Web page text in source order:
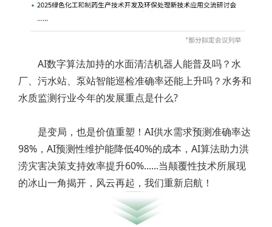
AI数字算法加持的水面清洁机器人能普及吗？水
厂、污水站、泵站智能巡检准确率还能上升吗？水务和
水质监测行业今年的发展重点是什么?
是变局，也是价值重塑！AI供水需求预测准确率达
98%，AI预测性维护能降低40%的成本，AI算法助力洪
涝灾害决策支持效率提升60%......当颠覆性技术所展现
的冰山一角揭开，‌‌风云再起，我们重新启航！